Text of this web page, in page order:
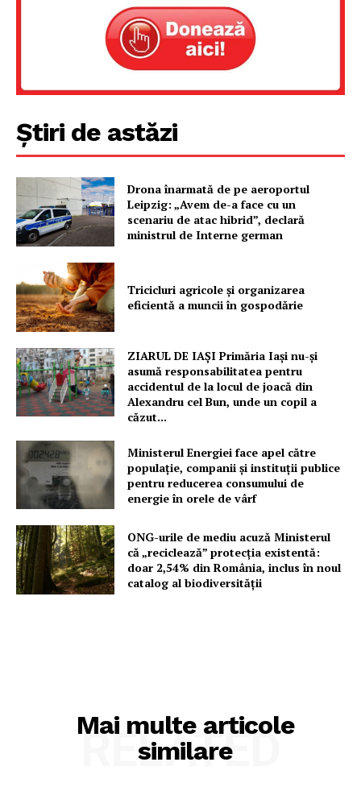
Știri de astăzi
Drona înarmată de pe aeroportul
Leipzig: „Avem de-a face cu un
scenariu de atac hibrid”, declară
ministrul de Interne german
Tricicluri agricole și organizarea
eficientă a muncii în gospodărie
ZIARUL DE IAȘI Primăria Iași nu-și
asumă responsabilitatea pentru
accidentul de la locul de joacă din
Alexandru cel Bun, unde un copil a
căzut...
Ministerul Energiei face apel către
populație, companii și instituții publice
pentru reducerea consumului de
energie în orele de vârf
ONG-urile de mediu acuză Ministerul
că „reciclează” protecția existentă:
doar 2,54% din România, inclus în noul
catalog al biodiversității
Mai multe articole
similare
RELATED